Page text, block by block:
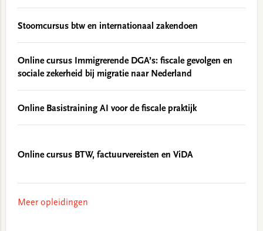
Stoomcursus btw en internationaal zakendoen
Online cursus Immigrerende DGA’s: fiscale gevolgen en
sociale zekerheid bij migratie naar Nederland
Online Basistraining AI voor de fiscale praktijk
Online cursus BTW, factuurvereisten en ViDA
Meer opleidingen